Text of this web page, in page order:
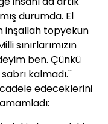
durumda. El
inşallah topyekun
sınırlarımızın
ben. Çünkü
kalmadı.''
edeceklerini